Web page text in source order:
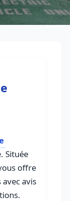
Située
offre
avis